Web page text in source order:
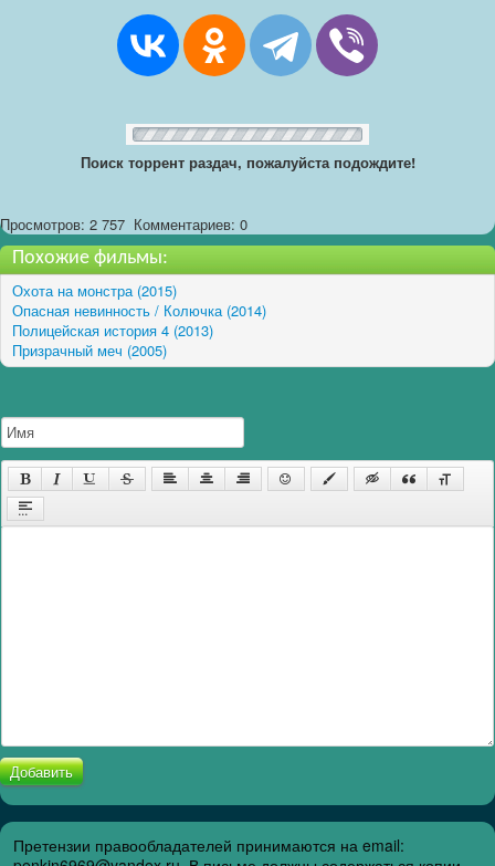
Поиск торрент раздач, пожалуйста подождите!
Просмотров: 2 757 Комментариев: 0
Похожие фильмы:
Охота на монстра (2015)
Опасная невинность / Колючка (2014)
Полицейская история 4 (2013)
Призрачный меч (2005)
Добавить
Претензии правообладателей принимаются на email: